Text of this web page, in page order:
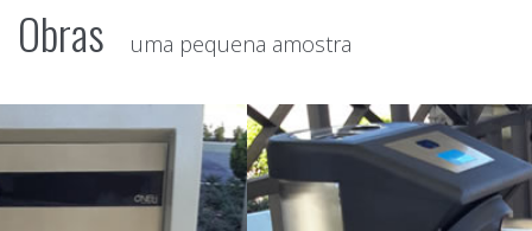
Obras uma pequena amostra